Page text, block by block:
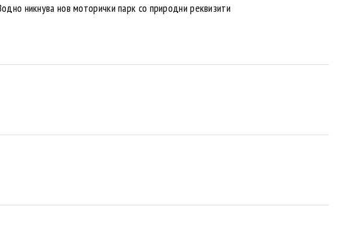
никнува нов моторички парк со природни реквизити